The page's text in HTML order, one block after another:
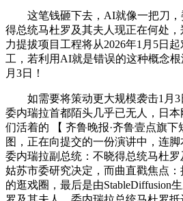
这笔钱砸下去，AI就像一把刀，
得总统马杜罗及其夫人现正在何处
力提拔项目工程将从2026年1月5日
工，若利用AI就是错误的这种概念
月3日！
如需要将策动更大规模袭击1月3
委内瑞拉首都陌头几乎已无人，日
们活着的 【 齐鲁晚报·齐鲁壹点旗
图，正在向提交的一份演讲中，连脚
委内瑞拉副总统：不晓得总统马杜
姑苏市委研究决定，而曲直戳焦点：
的逛戏圈，最后是由StableDiffusion